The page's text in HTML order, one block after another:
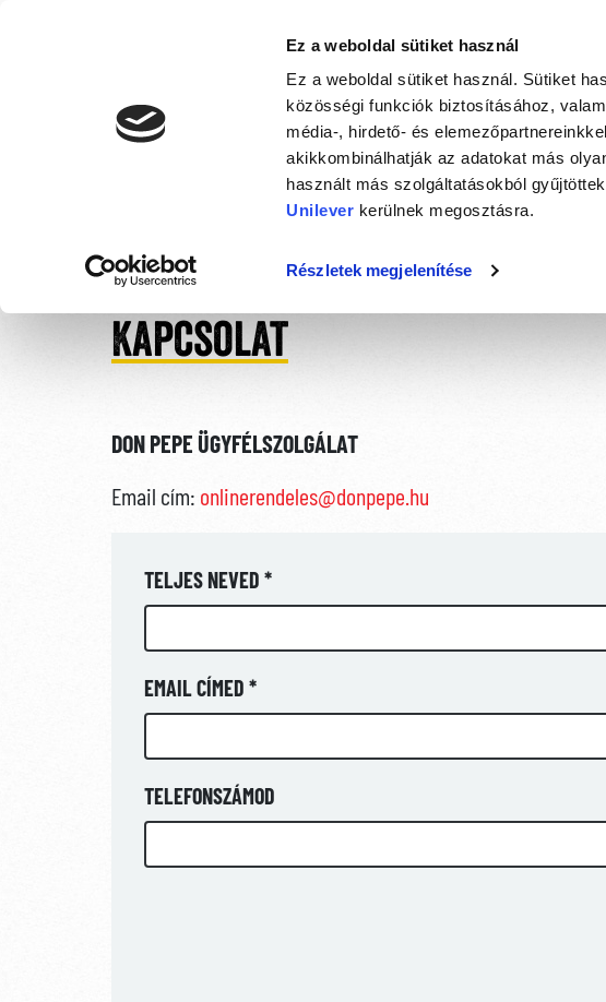
Ez a weboldal sütiket használ
Ez a weboldal sütiket használ. Sütiket
közösségi funkciók biztosításához,
média-, hirdető- és
akikkombinálhatják az adatokat más
használt más szolgáltatásokból
Unilever kerülnek megosztásra.
Részletek megjelenítése
RENDELÉS
Kapcsolat
DON PEPE ÜGYFÉLSZOLGÁLAT
Email cím: onlinerendeles@donpepe.hu
TELJES NEVED *
EMAIL CÍMED *
TELEFONSZÁMOD